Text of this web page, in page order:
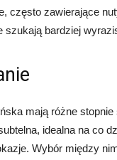
często zawierające
szukają bardziej
mają różne
idealna na co
Wybór między